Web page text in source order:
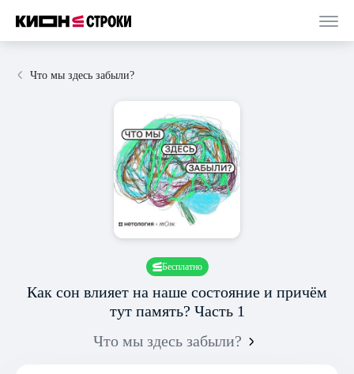
Что мы здесь забыли?
Бесплатно
Как сон влияет на наше состояние и причём
тут память? Часть 1
Что мы здесь забыли?